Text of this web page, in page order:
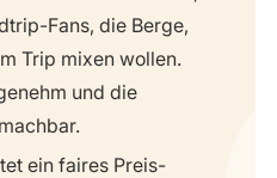
Fans, die Berge,
Trip mixen wollen.
und die
ein faires Preis-